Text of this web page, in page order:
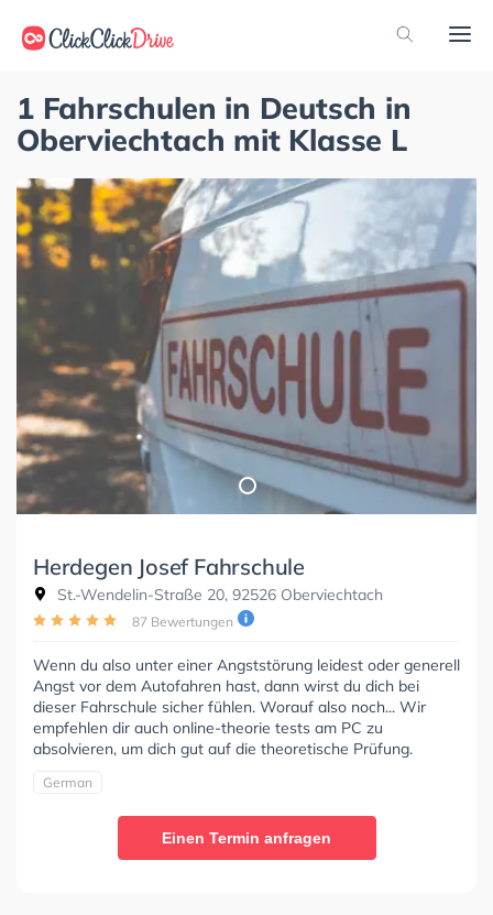
1 Fahrschulen in Deutsch in
Oberviechtach mit Klasse L
Herdegen Josef Fahrschule
St.-Wendelin-Straße 20, 92526 Oberviechtach
87 Bewertungen
Wenn du also unter einer Angststörung leidest oder generell
Angst vor dem Autofahren hast, dann wirst du dich bei
dieser Fahrschule sicher fühlen. Worauf also noch... Wir
empfehlen dir auch online-theorie tests am PC zu
absolvieren, um dich gut auf die theoretische Prüfung.
German
Einen Termin anfragen